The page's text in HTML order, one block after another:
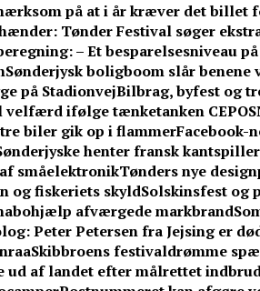
på at i år kræver det billet
Tønder Festival søger
– Et besparelsesniveau
Sønderjysk boligboom slår
på StadionvejBilbrag, byfest og
ifølge tænketanken CEPOS
biler gik op i flammerFacebook-
henter fransk
småelektronikTønders nye
og fiskeriets skyldSolskinsfest og
afværgede markbrand
Peter Petersen fra Jejsing er
Skibbroens festivaldrømme
ud af landet efter målrettet